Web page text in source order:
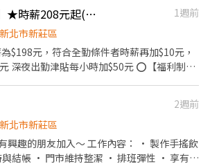
本國民美食-牛丼/咖哩，並以舒適衛生的用
務態度、平實親民的誠懇價格，強調食品安
受晚班作息 ・有餐飲經驗加分（沒有也可） 比
是不是願意把事情做好的人。 【工作時間】
狀況協調。 【薪資】 時薪 NT$200 起 依能
能獨立外場／協助吧台， 會再提升。 【工作
從外場一路學到吧台的人 應徵請附： ・簡單
・是否有餐飲經驗
【すき家 SUKIYA】★時薪208元起(含全勤)★新莊店
1週前
新北市新莊區
$198元，符合全勤條件者時薪再加$10元，
出勤津貼每小時加$50元 ⭕【福利制
明】 《內場》:餐點製
點 《外場》:接待服務顧客、收銀結帳、環境
2週前
新北市新莊區
入～ 工作內容： • 製作手搖飲
市維持整潔 • 排班彈性 • 享有員